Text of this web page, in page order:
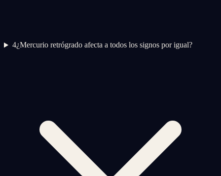
4¿Mercurio retrógrado afecta a todos los signos por igual?